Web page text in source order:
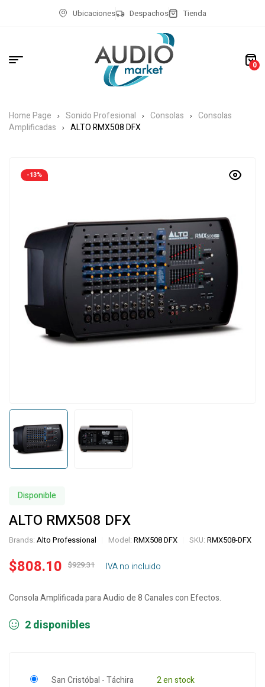
Ubicaciones Despachos Tienda
0
Home Page Sonido Profesional Consolas
Consolas
Amplificadas
ALTO RMX508 DFX
-13%
Disponible
ALTO RMX508 DFX
Brands: Alto Professional Model: RMX508 DFX SKU: RMX508-DFX
$929.31
$808.10 ‎ ‎ ‎ IVA no incluido
Consola Amplificada para Audio de 8 Canales con Efectos.
2 disponibles
San Cristóbal - Táchira
2 en stock